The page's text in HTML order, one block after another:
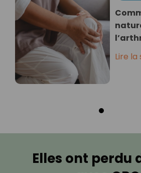
Lire la
Elles ont perdu